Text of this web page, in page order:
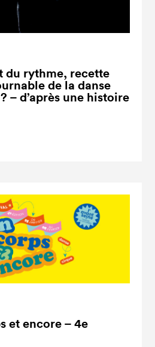
du rythme, recette
de la danse
– d’après une histoire
et encore – 4e